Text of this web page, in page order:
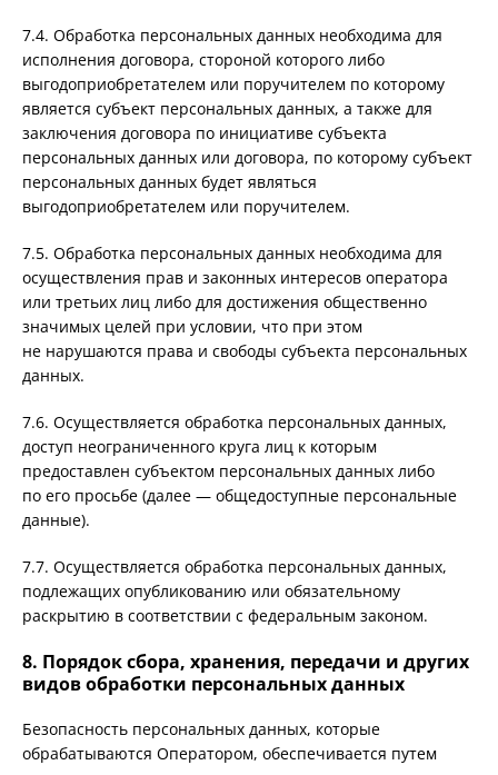
7.4. Обработка персональных данных необходима для
исполнения договора, стороной которого либо
выгодоприобретателем или поручителем по которому
является субъект персональных данных, а также для
заключения договора по инициативе субъекта
персональных данных или договора, по которому субъект
персональных данных будет являться
выгодоприобретателем или поручителем.
7.5. Обработка персональных данных необходима для
осуществления прав и законных интересов оператора
или третьих лиц либо для достижения общественно
значимых целей при условии, что при этом
не нарушаются права и свободы субъекта персональных
данных.
7.6. Осуществляется обработка персональных данных,
доступ неограниченного круга лиц к которым
предоставлен субъектом персональных данных либо
по его просьбе (далее — общедоступные персональные
данные).
7.7. Осуществляется обработка персональных данных,
подлежащих опубликованию или обязательному
раскрытию в соответствии с федеральным законом.
8. Порядок сбора, хранения, передачи и других
видов обработки персональных данных
Безопасность персональных данных, которые
обрабатываются Оператором, обеспечивается путем